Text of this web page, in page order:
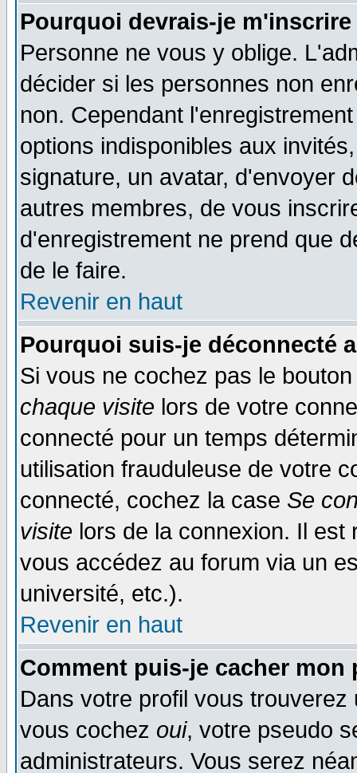
Pourquoi devrais-je
Personne ne vous y oblige.
décider si les personnes non
non. Cependant
options indisponibles aux
signature, un avatar, d'envoyer
autres membres, de vous
d'enregistrement ne prend que
de le faire.
Revenir en haut
Pourquoi suis-je déconnecté
Si vous ne cochez pas le
chaque visite lors de votre
connecté pour un temps
utilisation frauduleuse de votre
connecté, cochez la case Se
visite lors de la connexion. Il
vous accédez au forum via un
université, etc.).
Revenir en haut
Comment puis-je cacher
Dans votre profil vous
vous cochez oui, votre pseudo
administrateurs. Vous serez